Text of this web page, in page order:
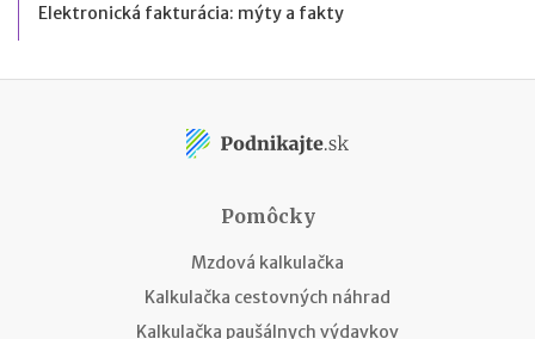
Elektronická fakturácia: mýty a fakty
Pomôcky
Mzdová kalkulačka
Kalkulačka cestovných náhrad
Kalkulačka paušálnych výdavkov